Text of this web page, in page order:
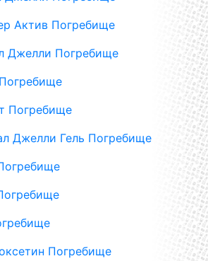
Актив Погребище
Джелли Погребище
Погребище
Джелли Гель Погребище
Погребище